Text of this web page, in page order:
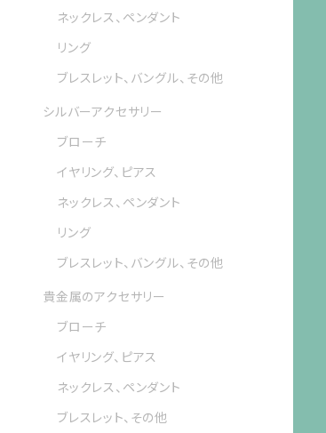
ネックレス、ペンダント
リング
ブレスレット、バングル、その他
シルバーアクセサリー
ブローチ
イヤリング、ピアス
ネックレス、ペンダント
リング
ブレスレット、バングル、その他
貴金属のアクセサリー
ブローチ
イヤリング、ピアス
ネックレス、ペンダント
ブレスレット、その他